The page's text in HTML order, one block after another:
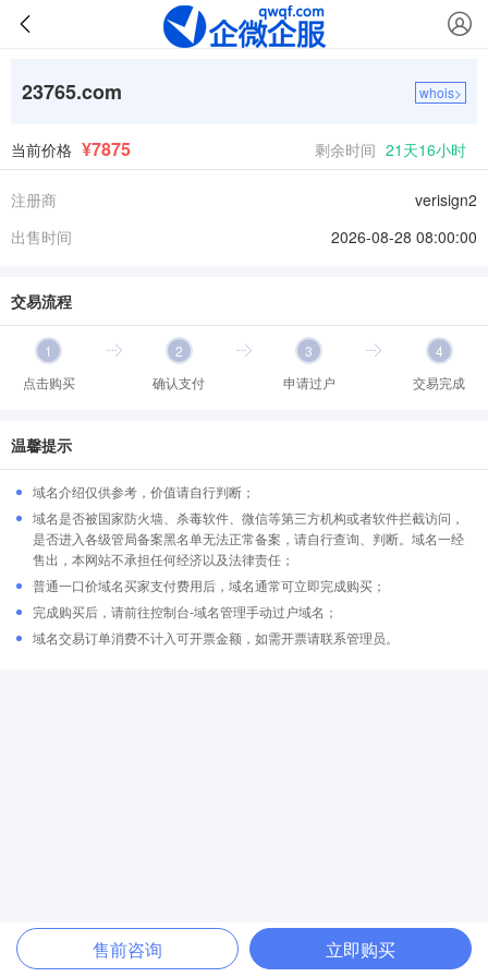
23765.com whois>
当前价格 ¥7875 剩余时间 21天16小时
注册商
verisign2
出售时间
2026-08-28 08:00:00
交易流程
1
点击购买
2
确认支付
3
申请过户
4
交易完成
温馨提示
域名介绍仅供参考，价值请自行判断；
域名是否被国家防火墙、杀毒软件、微信等第三方机构或者软件拦截访问，
是否进入各级管局备案黑名单无法正常备案，请自行查询、判断。域名一经
售出，本网站不承担任何经济以及法律责任；
普通一口价域名买家支付费用后，域名通常可立即完成购买；
完成购买后，请前往控制台-域名管理手动过户域名；
域名交易订单消费不计入可开票金额，如需开票请联系管理员。
售前咨询 立即购买